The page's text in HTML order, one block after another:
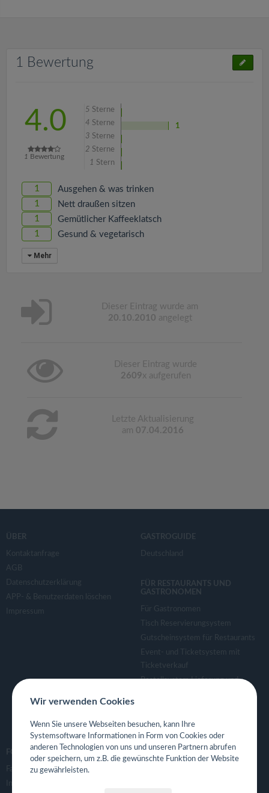
1 Bewertung
4.0
1 Bewertung
5 Sterne
4 Sterne
1
3 Sterne
2 Sterne
1 Stern
1 Ausgehen & was trinken
1 Nett draußen sitzen
1 Gemütlicher Kaffeeklatsch
1 Gesund & vegetarisch
Mehr
Dieser Eintrag wurde am
20.10.2010 angelegt
Dieser Eintrag wurde
2609x aufgerufen
Letzte Aktualisierung
am 07.04.2016
ÜBER
Kontaktanfrage
AGB
Datenschutzerklärung
APP- & Benutzerdaten löschen
Impressum
GASTROGUIDE
Deutschland
FÜR RESTAURANTS UND
GASTRONOMEN
Für Gastronomen
Tisch Reservierungsystem
Gutscheinsystem für Restaurants
Event- und Ticketsystem mit
Ticketverkauf
Bestellsystem Lieferung und
Eigene App für Restaurant
FOLGE UNS
Facebook
Instagram
Wir verwenden Cookies
Wenn Sie unsere Webseiten besuchen, kann Ihre
Systemsoftware Informationen in Form von Cookies oder
anderen Technologien von uns und unseren Partnern abrufen
oder speichern, um z.B. die gewünschte Funktion der Website
zu gewährleisten.